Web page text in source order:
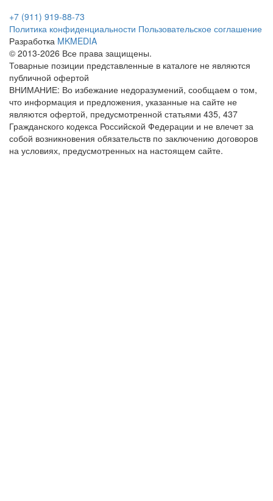
+7 (911) 919-88-73
Политика конфиденциальности Пользовательское соглашение
Разработка MKMEDIA
© 2013-2026 Все права защищены.
Товарные позиции представленные в каталоге не являются
публичной офертой
ВНИМАНИЕ: Во избежание недоразумений, сообщаем о том,
что информация и предложения, указанные на сайте не
являются офертой, предусмотренной статьями 435, 437
Гражданского кодекса Российской Федерации и не влечет за
собой возникновения обязательств по заключению договоров
на условиях, предусмотренных на настоящем сайте.